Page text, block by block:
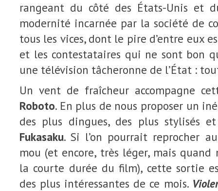
rangeant du côté des États-Unis et
modernité incarnée par la société de
tous les vices, dont le pire d’entre eux
et les contestataires qui ne sont bon
une télévision tâcheronne de l’État :
Un vent de fraîcheur accompagne
Roboto. En plus de nous proposer un
des plus dingues, des plus stylisés
Fukasaku. Si l’on pourrait reprocher
mou (et encore, très léger, mais
la courte durée du film), cette sortie
des plus intéressantes de ce mois.